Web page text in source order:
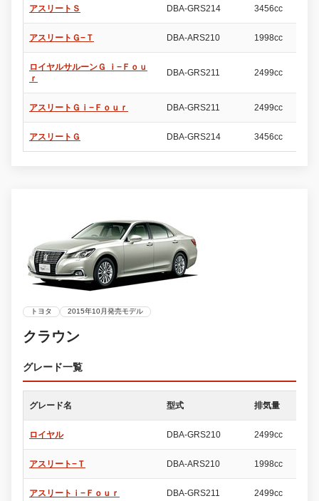
アスリートＳ DBA-GRS214 3456cc
アスリートＧ−Ｔ DBA-ARS210 1998cc
ロイヤルサルーンＧ ｉ−Ｆｏｕ
ｒ
DBA-GRS211 2499cc
アスリートＧｉ−Ｆｏｕｒ DBA-GRS211 2499cc
アスリートＧ DBA-GRS214 3456cc
トヨタ 2015年10月発売モデル
クラウン
グレード一覧
グレード名 型式 排気量
ロイヤル DBA-GRS210 2499cc
アスリート−Ｔ DBA-ARS210 1998cc
アスリートｉ−Ｆｏｕｒ DBA-GRS211 2499cc